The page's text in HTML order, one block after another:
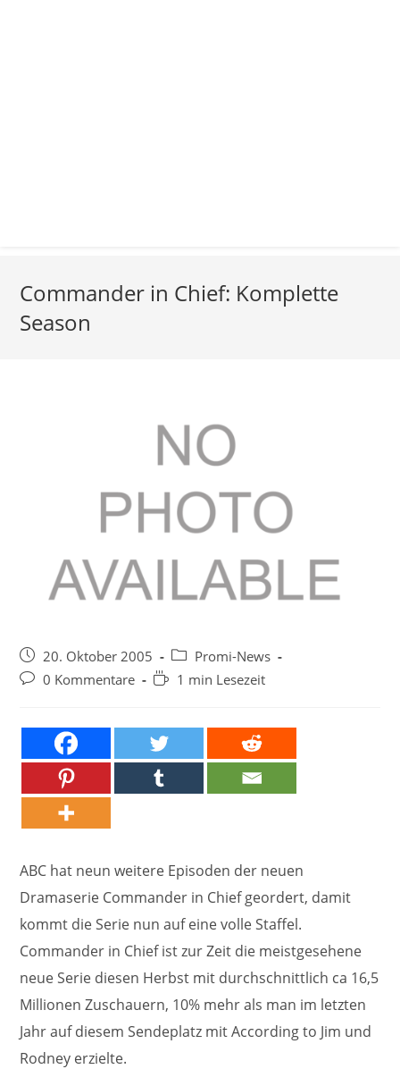
Commander in Chief: Komplette
Season
Beitrag
veröffentlicht:
20. Oktober 2005
Beitrags-
Kategorie:
Promi-News
Beitrags-
0 Kommentare Lesedauer:
1 min Lesezeit
ABC hat neun weitere Episoden der neuen
Dramaserie Commander in Chief geordert, damit
kommt die Serie nun auf eine volle Staffel.
Commander in Chief ist zur Zeit die meistgesehene
neue Serie diesen Herbst mit durchschnittlich ca 16,5
Millionen Zuschauern, 10% mehr als man im letzten
Jahr auf diesem Sendeplatz mit According to Jim und
Rodney erzielte.